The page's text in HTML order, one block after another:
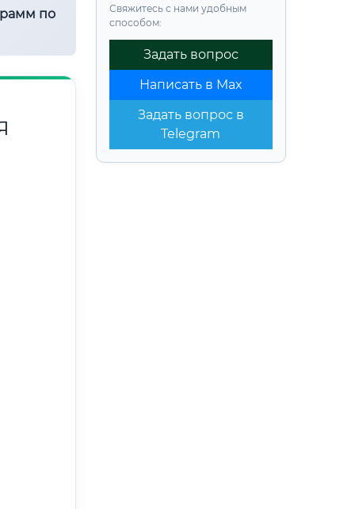
Свяжитесь с нами удобным
способом:
Задать вопрос
Написать в Max
Задать вопрос в
Telegram
по